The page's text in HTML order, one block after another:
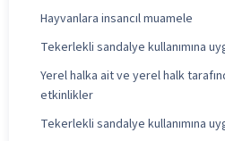
Hayvanlara insancıl muamele
Tekerlekli sandalye kullanımına
Yerel halka ait ve yerel halk
etkinlikler
Tekerlekli sandalye kullanımına